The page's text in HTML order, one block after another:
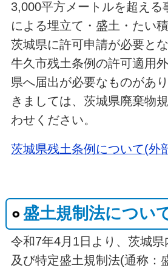
3,000平方メートルを超える
による埋立て・盛土・たい
茨城県に許可申請が必要と
牛久市残土条例の許可適用
県へ届出が必要なものがあ
きましては、茨城県廃棄物
わせください。
茨城県残土条例について(外
盛土規制法につい
令和7年4月1日より、茨城
及び特定盛土規制法(通称：